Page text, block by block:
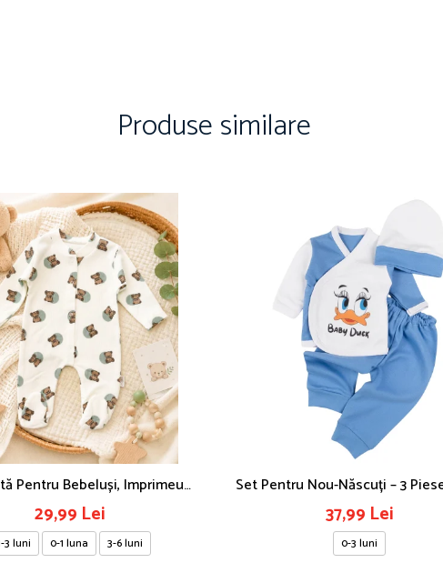
Produse similare
Pentru Bebeluși, Imprimeu
Ursuleți
29,99 Lei
3 luni 0-1 luna 3-6 luni
Set Pentru Nou-Născuți – 3
Duck
37,99 Lei
0-3 luni